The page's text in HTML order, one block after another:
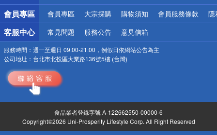
會員專區 會員專區 大宗採購 購物須知 會員服務條款 隱
客服中心 常見問題 服務公告 意見信箱
服務時間： 週一至週日 09:00-21:00，例假日依網站公告為主
公司地址： 台北市北投區大業路136號5樓 (台灣)
食品業者登錄字號 A-122662550-00000-6
Copyright©2026 Uni-Prosperity Lifestyle Corp. All Right Reserved